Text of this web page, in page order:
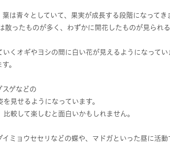
は青々としていて、果実が成長する段階になってき
ったものが多く、わずかに開花したものが見られ
くオギやヨシの間に白い花が見えるようになってい
。
スゲなどの
見せるようになっています。
較して楽しむと面白いかもしれません。
ミョウセセリなどの蝶や、マドガといった昼に活動